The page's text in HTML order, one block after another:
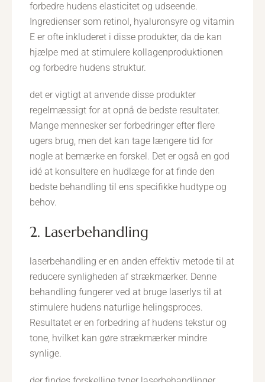
forbedre hudens elasticitet og udseende.
Ingredienser som retinol, hyaluronsyre og vitamin
E er ofte inkluderet i disse produkter, da de kan
hjælpe med at stimulere kollagenproduktionen
og forbedre hudens struktur.
det er vigtigt at anvende disse produkter
regelmæssigt for at opnå de bedste resultater.
Mange mennesker ser forbedringer efter flere
ugers brug, men det kan tage længere tid for
nogle at bemærke en forskel. Det er også en god
idé at konsultere en hudlæge for at finde den
bedste behandling til ens specifikke hudtype og
behov.
2. Laserbehandling
laserbehandling er en anden effektiv metode til at
reducere synligheden af strækmærker. Denne
behandling fungerer ved at bruge laserlys til at
stimulere hudens naturlige helingsproces.
Resultatet er en forbedring af hudens tekstur og
tone, hvilket kan gøre strækmærker mindre
synlige.